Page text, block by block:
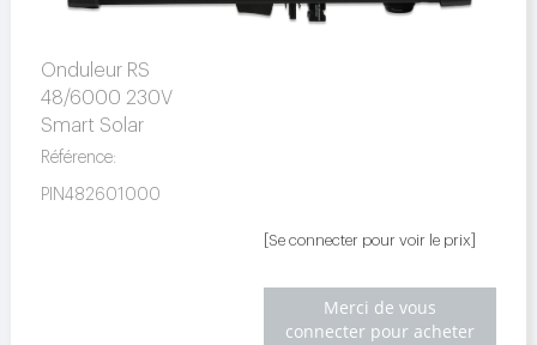
Onduleur RS
48/6000 230V
Smart Solar
Référence:
PIN482601000
[Se connecter pour voir le prix]
Merci de vous
connecter pour acheter